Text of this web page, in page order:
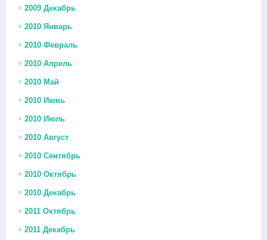
2009 Декабрь
2010 Январь
2010 Февраль
2010 Апрель
2010 Май
2010 Июнь
2010 Июль
2010 Август
2010 Сентябрь
2010 Октябрь
2010 Декабрь
2011 Октябрь
2011 Декабрь